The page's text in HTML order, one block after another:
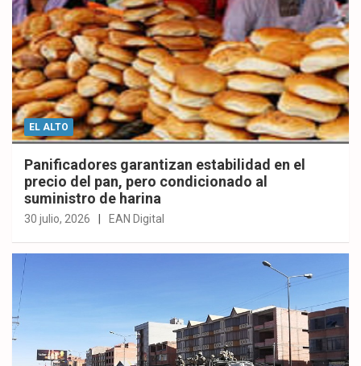
EL ALTO
Panificadores garantizan estabilidad en el
precio del pan, pero condicionado al
suministro de harina
30 julio, 2026 EAN Digital